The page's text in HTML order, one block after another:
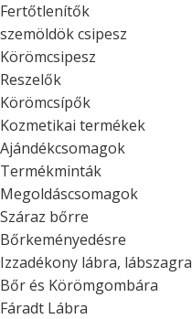
Fertőtlenítők
szemöldök csipesz
Körömcsipesz
Reszelők
Körömcsípők
Kozmetikai termékek
Ajándékcsomagok
Termékminták
Megoldáscsomagok
Száraz bőrre
Bőrkeményedésre
Izzadékony lábra, lábszagra
Bőr és Körömgombára
Fáradt Lábra